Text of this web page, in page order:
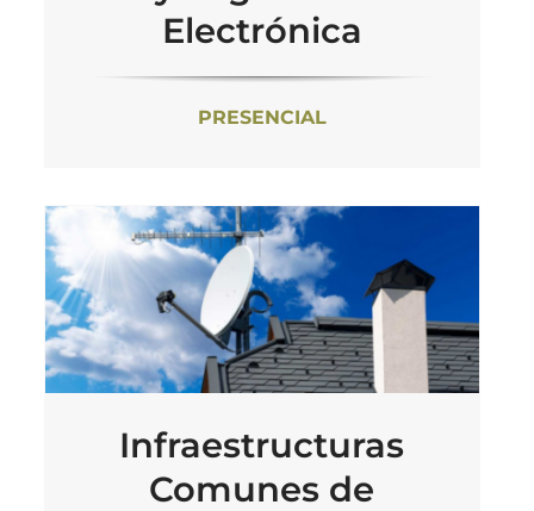
Electrónica
PRESENCIAL
Infraestructuras
Comunes de